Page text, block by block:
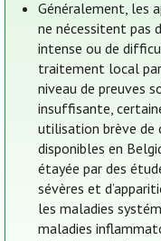
Généralement, les
ne nécessitent pas
intense ou de
traitement local
niveau de preuves
insuffisante,
utilisation brève de
disponibles en
étayée par des
sévères et
les maladies
maladies